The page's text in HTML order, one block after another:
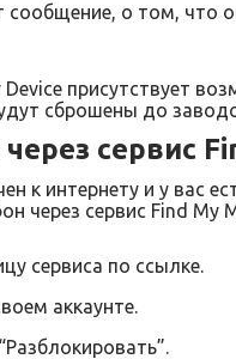
о том, что
Device присутствует
сброшены до
сервис
к интернету и у вас
через сервис Find
сервиса по ссылке.
аккаунте.